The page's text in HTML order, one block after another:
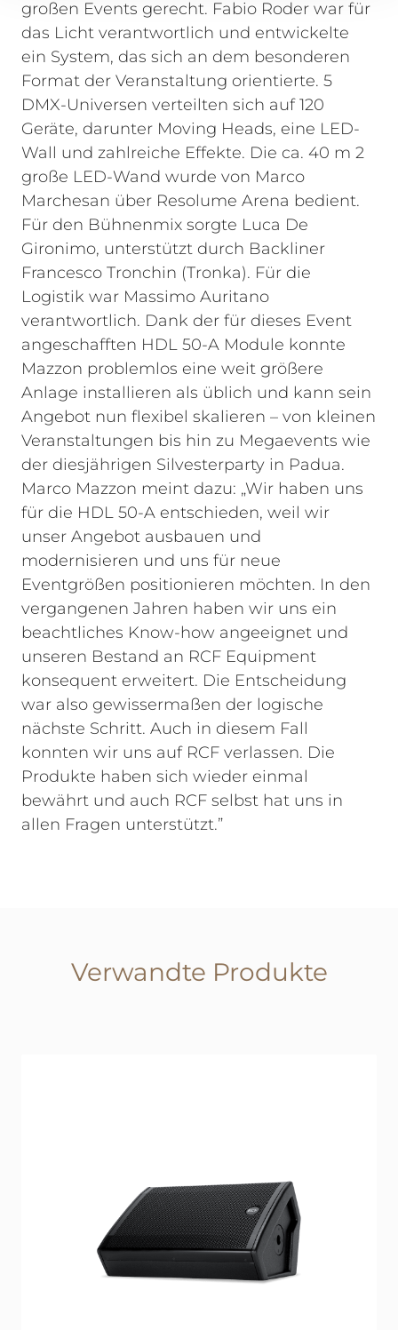
großen Events gerecht. Fabio Roder war für
das Licht verantwortlich und entwickelte
ein System, das sich an dem besonderen
Format der Veranstaltung orientierte. 5
DMX-Universen verteilten sich auf 120
Geräte, darunter Moving Heads, eine LED-
Wall und zahlreiche Effekte. Die ca. 40 m 2
große LED-Wand wurde von Marco
Marchesan über Resolume Arena bedient.
Für den Bühnenmix sorgte Luca De
Gironimo, unterstützt durch Backliner
Francesco Tronchin (Tronka). Für die
Logistik war Massimo Auritano
verantwortlich. Dank der für dieses Event
angeschafften HDL 50-A Module konnte
Mazzon problemlos eine weit größere
Anlage installieren als üblich und kann sein
Angebot nun flexibel skalieren – von kleinen
Veranstaltungen bis hin zu Megaevents wie
der diesjährigen Silvesterparty in Padua.
Marco Mazzon meint dazu: „Wir haben uns
für die HDL 50-A entschieden, weil wir
unser Angebot ausbauen und
modernisieren und uns für neue
Eventgrößen positionieren möchten. In den
vergangenen Jahren haben wir uns ein
beachtliches Know-how angeeignet und
unseren Bestand an RCF Equipment
konsequent erweitert. Die Entscheidung
war also gewissermaßen der logische
nächste Schritt. Auch in diesem Fall
konnten wir uns auf RCF verlassen. Die
Produkte haben sich wieder einmal
bewährt und auch RCF selbst hat uns in
allen Fragen unterstützt.”
Verwandte Produkte